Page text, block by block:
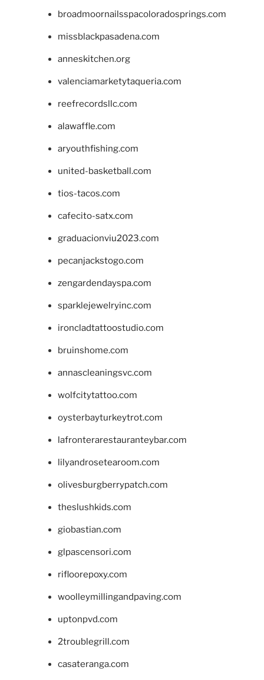
broadmoornailsspacoloradosprings.com
missblackpasadena.com
anneskitchen.org
valenciamarketytaqueria.com
reefrecordsllc.com
alawaffle.com
aryouthfishing.com
united-basketball.com
tios-tacos.com
cafecito-satx.com
graduacionviu2023.com
pecanjackstogo.com
zengardendayspa.com
sparklejewelryinc.com
ironcladtattoostudio.com
bruinshome.com
annascleaningsvc.com
wolfcitytattoo.com
oysterbayturkeytrot.com
lafronterarestauranteybar.com
lilyandrosetearoom.com
olivesburgberrypatch.com
theslushkids.com
giobastian.com
glpascensori.com
rifloorepoxy.com
woolleymillingandpaving.com
uptonpvd.com
2troublegrill.com
casateranga.com